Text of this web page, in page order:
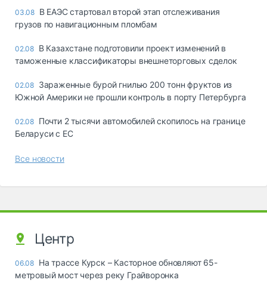
03.08 В ЕАЭС стартовал второй этап отслеживания
грузов по навигационным пломбам
02.08 В Казахстане подготовили проект изменений в
таможенные классификаторы внешнеторговых сделок
02.08 Зараженные бурой гнилью 200 тонн фруктов из
Южной Америки не прошли контроль в порту Петербурга
02.08 Почти 2 тысячи автомобилей скопилось на границе
Беларуси с ЕС
Все новости
Центр
06.08 На трассе Курск – Касторное обновляют 65-
метровый мост через реку Грайворонка